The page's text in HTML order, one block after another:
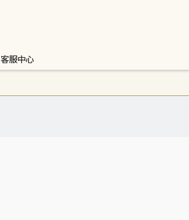
客服中心